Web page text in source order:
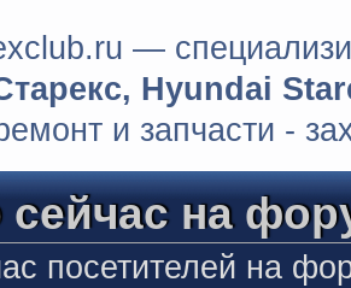
—
Hyundai
и запчасти -
сейчас на
посетителей на